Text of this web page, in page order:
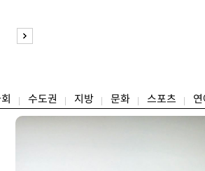
했
월드
청문
수도권 지방 문화 스포츠